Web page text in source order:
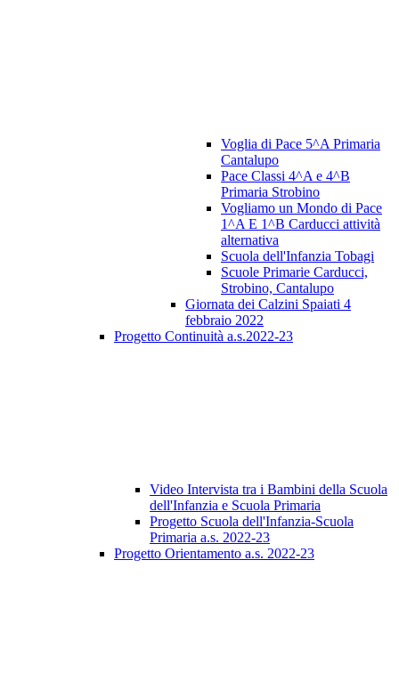
Voglia di Pace 5^A Primaria
Cantalupo
Pace Classi 4^A e 4^B
Primaria Strobino
Vogliamo un Mondo di Pace
1^A E 1^B Carducci attività
alternativa
Scuola dell'Infanzia Tobagi
Scuole Primarie Carducci,
Strobino, Cantalupo
Giornata dei Calzini Spaiati 4
febbraio 2022
Progetto Continuità a.s.2022-23
Video Intervista tra i Bambini della Scuola
dell'Infanzia e Scuola Primaria
Progetto Scuola dell'Infanzia-Scuola
Primaria a.s. 2022-23
Progetto Orientamento a.s. 2022-23